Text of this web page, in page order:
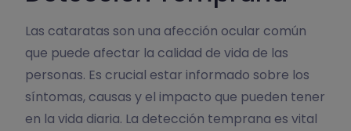
Las cataratas son una afección ocular común
que puede afectar la calidad de vida de las
personas. Es crucial estar informado sobre los
síntomas, causas y el impacto que pueden tener
en la vida diaria. La detección temprana es vital